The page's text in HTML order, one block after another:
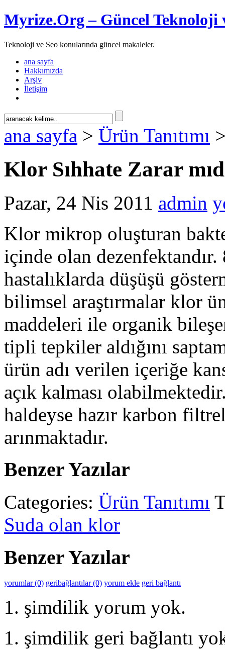
Myrize.Org – Güncel Teknoloji
Teknoloji ve Seo konularında güncel makaleler.
ana sayfa
Hakkımızda
Arşiv
İletişim
ana sayfa > Ürün Tanıtımı
Klor Sıhhate Zarar
Pazar, 24 Nis 2011 admin
Klor mikrop oluşturan
içinde olan dezenfektandır.
hastalıklarda düşüşü
bilimsel araştırmalar klor
maddeleri ile organik
tipli tepkiler aldığını
ürün adı verilen içeriğe
açık kalması
haldeyse hazır karbon
arınmaktadır.
Benzer Yazılar
Categories: Ürün Tanıtımı
Suda olan klor
Benzer Yazılar
yorumlar (0) geribağlantılar (0) yorum ekle geri bağlantı
şimdilik yorum yok.
şimdilik geri bağlantı